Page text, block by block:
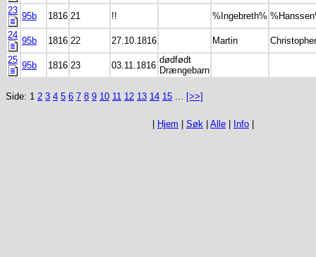
23
95b 1816 21 !! %Ingebreth%
24
95b 1816 22 27.10.1816 Martin
25
95b 1816 23 03.11.1816
dødfødt
Drængebarn
Side: 1 2 3 4 5 6 7 8 9 10 11 12 13 14 15 ... [>>]
Hjem Søk Alle Info